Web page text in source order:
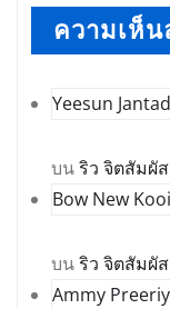
ความเห็
Yeesun
บนริว จิตสัมผั
Bow New Kooi
บนริว จิตสัมผั
Ammy